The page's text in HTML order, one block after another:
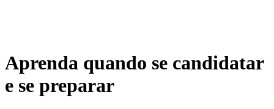
Aprenda quando se candidatar
e se preparar